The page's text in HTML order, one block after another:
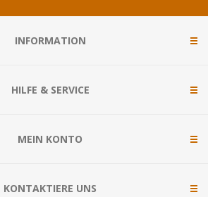
INFORMATION
HILFE & SERVICE
MEIN KONTO
KONTAKTIERE UNS